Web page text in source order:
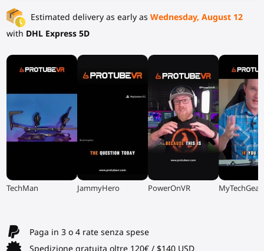
Estimated delivery as early as Wednesday, August 12
with DHL Express 5D
▶
TechMan ▶
JammyHero ▶
PowerOnVR ▶
MyTechGear
Paga in 3 o 4 rate senza spese
Spedizione gratuita oltre 120€ / $140 USD